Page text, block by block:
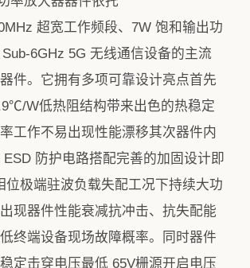
超宽工作频段、7W 饱和输出功
6GHz 5G 无线通信设备的主流
件。它拥有多项可靠设计亮点首先
W低热阻结构带来出色的热稳定
工作不易出现性能漂移其次器件内
防护电路搭配完善的加固设计即
位极端驻波负载失配工况下持续大功
现器件性能衰减抗冲击、抗失配能
终端设备现场故障概率。同时器件
定击穿电压最低 65V栅源开启电压